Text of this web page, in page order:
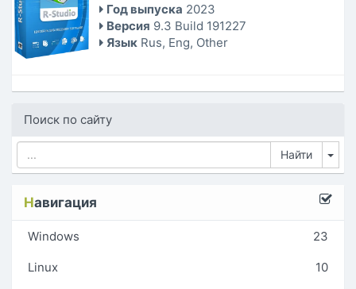
Год выпуска 2023
Версия 9.3 Build 191227
Язык Rus, Eng, Other
Поиск по сайту
Навигация
Windows 23
Linux 10